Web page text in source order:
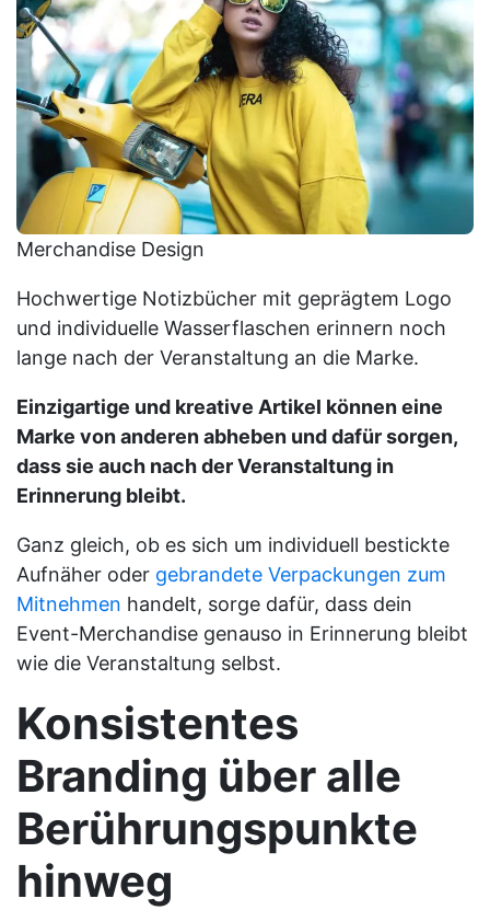
Merchandise Design
Hochwertige Notizbücher mit geprägtem Logo
und individuelle Wasserflaschen erinnern noch
lange nach der Veranstaltung an die Marke.
Einzigartige und kreative Artikel können eine
Marke von anderen abheben und dafür sorgen,
dass sie auch nach der Veranstaltung in
Erinnerung bleibt.
Ganz gleich, ob es sich um individuell bestickte
Aufnäher oder gebrandete Verpackungen zum
Mitnehmen handelt, sorge dafür, dass dein
Event-Merchandise genauso in Erinnerung bleibt
wie die Veranstaltung selbst.
Konsistentes
Branding über alle
Berührungspunkte
hinweg